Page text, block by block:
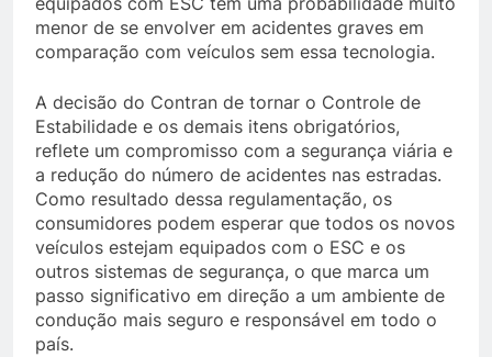
menor de se envolver em acidentes graves em
comparação com veículos sem essa tecnologia.
A decisão do Contran de tornar o Controle de
Estabilidade e os demais itens obrigatórios,
reflete um compromisso com a segurança viária e
a redução do número de acidentes nas estradas.
Como resultado dessa regulamentação, os
consumidores podem esperar que todos os novos
veículos estejam equipados com o ESC e os
outros sistemas de segurança, o que marca um
passo significativo em direção a um ambiente de
condução mais seguro e responsável em todo o
país.